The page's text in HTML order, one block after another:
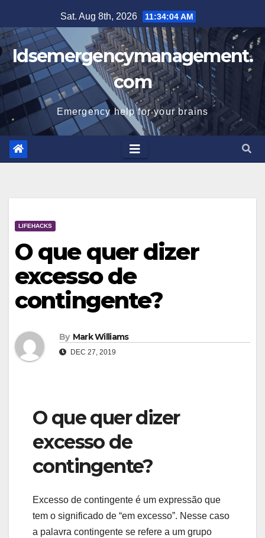
to
content
Sat. Aug 8th, 2026 11:34:04 AM
Idsemergencymanagement.
com
Emergency help for your brains
LIFEHACKS
O que quer dizer
excesso de
contingente?
By Mark Williams
DEC 27, 2019
O que quer dizer
excesso de
contingente?
Excesso de contingente é um expressão que
tem o significado de “em excesso”. Nesse caso
a palavra contingente se refere a um grupo